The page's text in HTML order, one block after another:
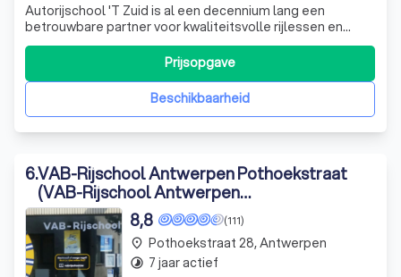
Autorijschool 'T Zuid is al een decennium lang een
betrouwbare partner voor kwaliteitsvolle rijlessen en
spoedcursussen. Wij zijn er trots op dat we onze
leerlingen de fijne kneepjes van het autorijden bijbrengen
en hen helpen om snel hun rijbewijs te behalen. Onze
aanpak is altijd persoonlijk en op
Beschikbaarheid
Prijsopgave
6.VAB-Rijschool Antwerpen Pothoekstraat
(VAB-Rijschool Antwerpen
(Pothoekstraat))
(111)
8,8
place Pothoekstraat 28, Antwerpen
timelapse 7 jaar actief